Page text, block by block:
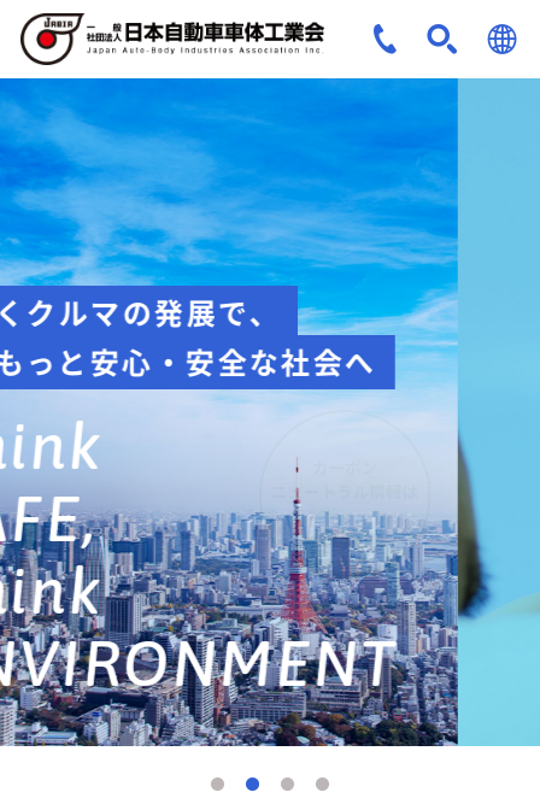
安全への取組み
Think about
safety
詳しくみる